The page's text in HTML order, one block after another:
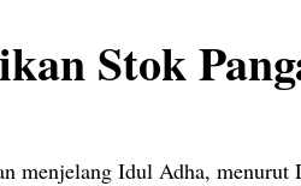
Stok
menjelang Idul Adha, menurut